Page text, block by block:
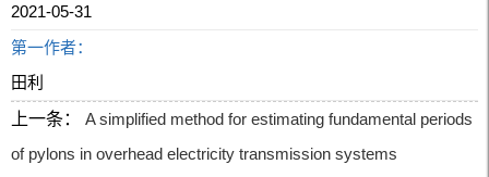
2021-05-31
第一作者：
田利
上一条：
A simplified method for estimating fundamental periods
of pylons in overhead electricity transmission systems